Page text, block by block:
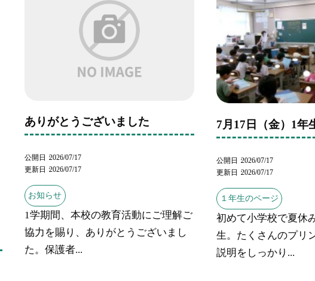
ありがとうございました
公開日
2026/07/17
更新日
2026/07/17
お知らせ
1学期間、本校の教育活動にご理解ご
協力を賜り、ありがとうございまし
た。保護者...
7月17日（金）1年
公開日 2026/07/17
更新日 2026/07/17
１年生のページ
初めて小学校で夏休
生。たくさんのプリ
説明をしっかり...